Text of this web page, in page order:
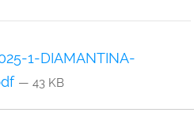
1-DIAMANTINA-
— 43 KB